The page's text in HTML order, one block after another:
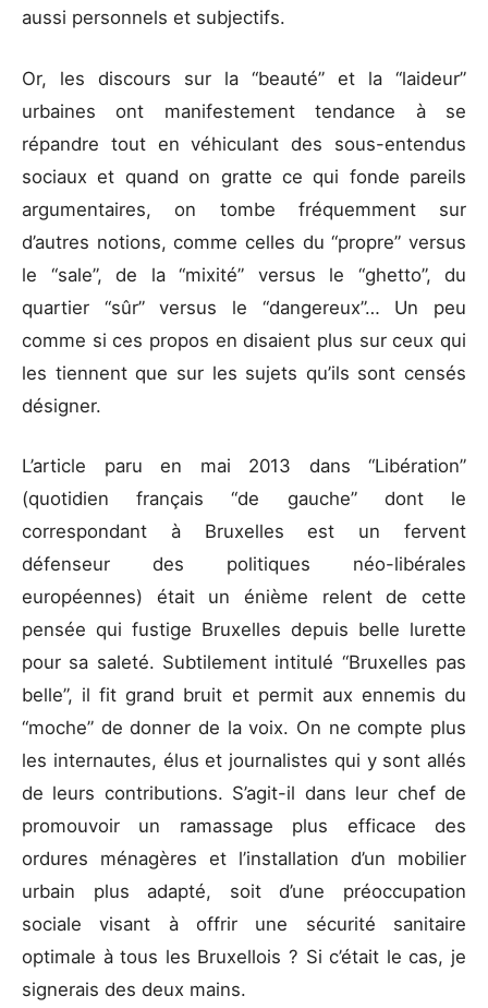
aussi personnels et subjectifs.
Or, les discours sur la “beauté” et la “laideur”
urbaines ont manifestement tendance à se
répandre tout en véhiculant des sous-entendus
sociaux et quand on gratte ce qui fonde pareils
argumentaires, on tombe fréquemment sur
d’autres notions, comme celles du “propre” versus
le “sale”, de la “mixité” versus le “ghetto”, du
quartier “sûr” versus le “dangereux”… Un peu
comme si ces propos en disaient plus sur ceux qui
les tiennent que sur les sujets qu’ils sont censés
désigner.
L’article paru en mai 2013 dans “Libération”
(quotidien français “de gauche” dont le
correspondant à Bruxelles est un fervent
défenseur des politiques néo-libérales
européennes) était un énième relent de cette
pensée qui fustige Bruxelles depuis belle lurette
pour sa saleté. Subtilement intitulé “Bruxelles pas
belle”, il fit grand bruit et permit aux ennemis du
“moche” de donner de la voix. On ne compte plus
les internautes, élus et journalistes qui y sont allés
de leurs contributions. S’agit-il dans leur chef de
promouvoir un ramassage plus efficace des
ordures ménagères et l’installation d’un mobilier
urbain plus adapté, soit d’une préoccupation
sociale visant à offrir une sécurité sanitaire
optimale à tous les Bruxellois ? Si c’était le cas, je
signerais des deux mains.